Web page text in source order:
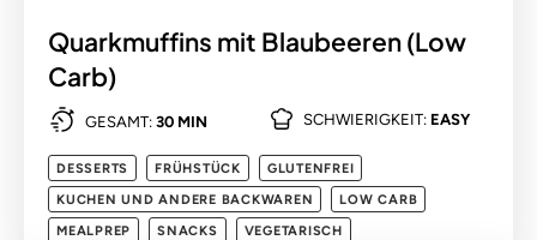
Quarkmuffins mit Blaubeeren (Low
Carb)
GESAMT: 30 MIN SCHWIERIGKEIT: EASY
DESSERTS FRÜHSTÜCK
GLUTENFREI
KUCHEN UND ANDERE BACKWAREN
LOW CARB
MEALPREP
SNACKS VEGETARISCH